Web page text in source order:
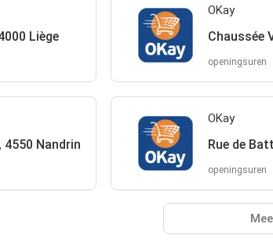
Liège
OKay
Chaussée
openingsuren
Nandrin
OKay
Rue de
openingsuren